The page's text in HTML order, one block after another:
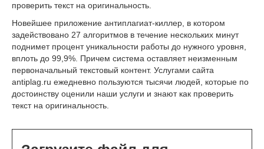
проверить текст на оригинальность.
Новейшее приложение антиплагиат-киллер, в котором
задействовано 27 алгоритмов в течение нескольких минут
поднимет процент уникальности работы до нужного уровня,
вплоть до 99,9%. Причем система оставляет неизменным
первоначальный текстовый контент. Услугами сайта
antiplag.ru ежедневно пользуются тысячи людей, которые по
достоинству оценили наши услуги и знают как проверить
текст на оригинальность.